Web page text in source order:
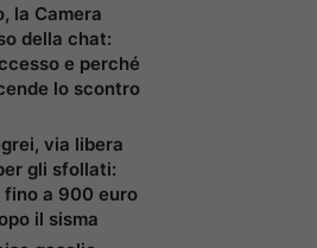
la Camera
della chat:
e perché
lo scontro
via libera
gli sfollati:
a 900 euro
il sisma